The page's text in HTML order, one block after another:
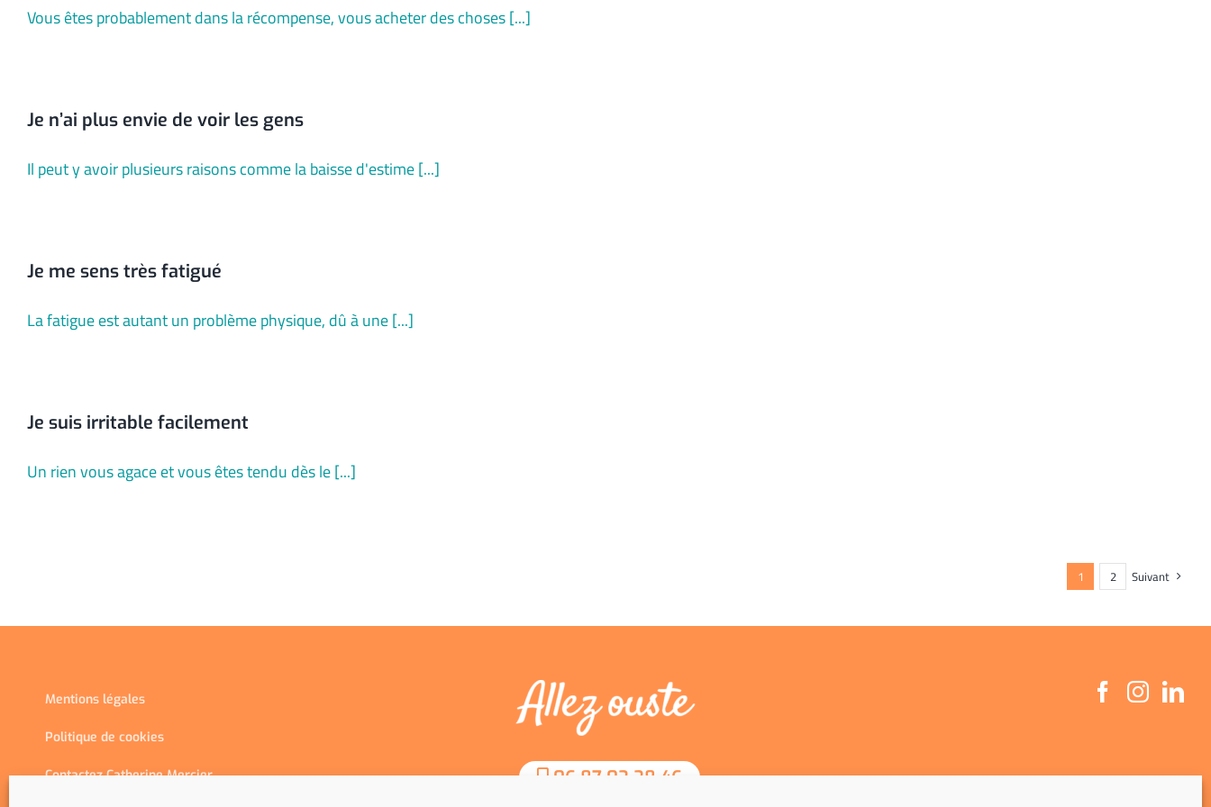
Vous êtes probablement dans la récompense, vous acheter des choses [...]
Je n’ai plus envie de voir les gens
Il peut y avoir plusieurs raisons comme la baisse d'estime [...]
Je me sens très fatigué
La fatigue est autant un problème physique, dû à une [...]
Je suis irritable facilement
Un rien vous agace et vous êtes tendu dès le [...]
1 2 Suivant
Mentions légales
Politique de cookies
Contactez Catherine Mercier 06 87 02 28 46